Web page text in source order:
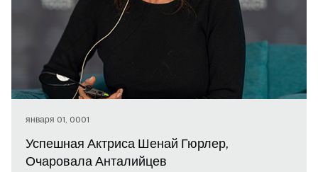
января 01, 0001
Успешная Актриса Шенай Гюрлер,
Очаровала Анталийцев